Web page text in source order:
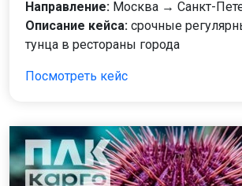
Направление: Москва → Санкт-
Описание кейса: срочные
тунца в рестораны города
Посмотреть кейс